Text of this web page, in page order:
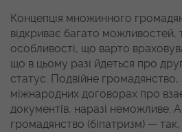
Концепція множинного
відкриває багато можливостей,
особливості, що варто
що в цьому разі йдеться про
статус. Подвійне
міжнародних договорах про
документів, наразі неможливе.
громадянство (біпатризм) —